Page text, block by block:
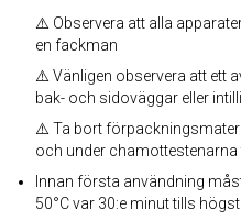
⚠️ Observera att alla
en fackman
⚠️ Vänligen observera att ett
bak- och sidoväggar eller
⚠️ Ta bort
och under chamottestenarna
Innan första användning
50°C var 30:e minut tills